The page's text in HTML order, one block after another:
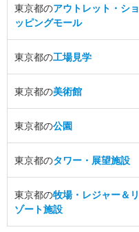
東京都のアウトレット・ショ
ッピングモール
東京都の工場見学
東京都の美術館
東京都の公園
東京都のタワー・展望施設
東京都の牧場・レジャー＆リ
ゾート施設